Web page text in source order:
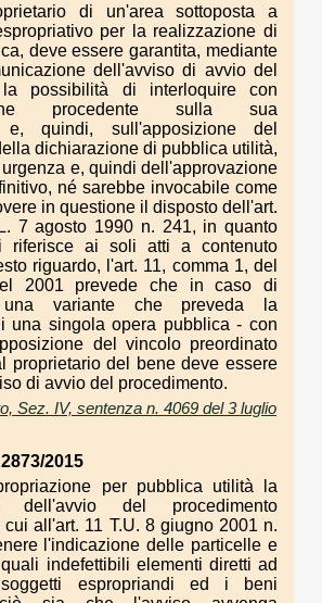
di un'area sottoposta a
per la realizzazione di
deve essere garantita, mediante
dell'avviso di avvio del
la possibilità di interloquire con
procedente sulla sua
e, quindi, sull'apposizione del
dichiarazione di pubblica utilità,
e, quindi dell'approvazione
né sarebbe invocabile come
in questione il disposto dell'art.
7 agosto 1990 n. 241, in quanto
riferisce ai soli atti a contenuto
riguardo, l'art. 11, comma 1, del
2001 prevede che in caso di
variante che preveda la
una singola opera pubblica - con
del vincolo preordinato
proprietario del bene deve essere
di avvio del procedimento.
Sez. IV, sentenza n. 4069 del 3 luglio
2015
per pubblica utilità la
dell'avvio del procedimento
all'art. 11 T.U. 8 giugno 2001 n.
l'indicazione delle particelle e
indefettibili elementi diretti ad
espropriandi ed i beni